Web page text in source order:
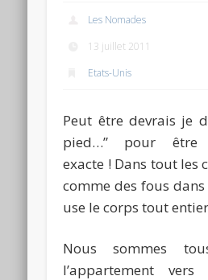
Les Nomades
13 juillet 2011
Etats-Unis
Peut être devrais je
pied…” pour être
exacte ! Dans tout les
comme des fous
use le corps tout
Nous sommes
l’appartement